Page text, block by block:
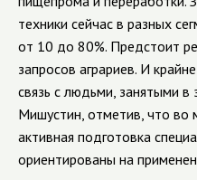
техники сейчас в разных
от 10 до 80%. Предстоит
запросов аграриев. И
связь с людьми, занятыми в
Мишустин, отметив, что во
активная подготовка
ориентированы на